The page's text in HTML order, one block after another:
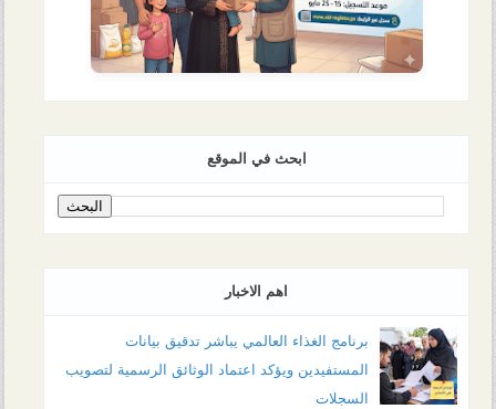
ابحث في الموقع
اهم الاخبار
برنامج الغذاء العالمي يباشر تدقيق بيانات
المستفيدين ويؤكد اعتماد الوثائق الرسمية لتصويب
السجلات